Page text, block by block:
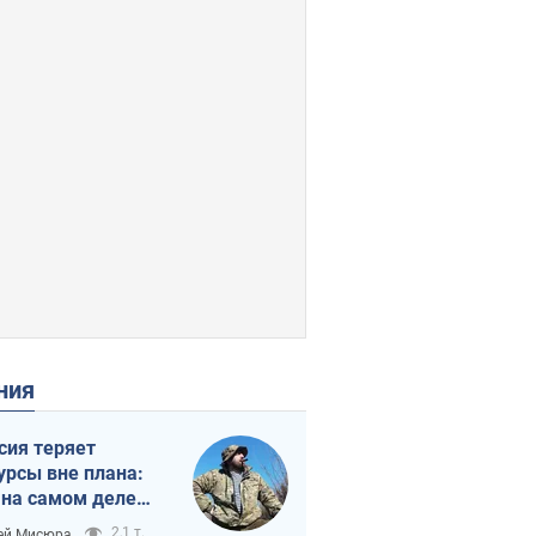
теряет
вне плана:
на самом деле
темп войны
2,1 т.